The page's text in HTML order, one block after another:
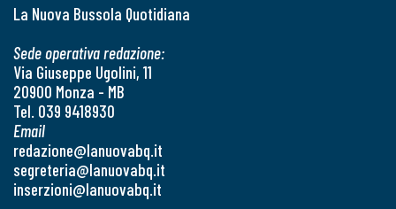
La Nuova Bussola Quotidiana
Sede operativa redazione:
Via Giuseppe Ugolini, 11
20900 Monza - MB
Tel. 039 9418930
Email
redazione@lanuovabq.it
segreteria@lanuovabq.it
inserzioni@lanuovabq.it